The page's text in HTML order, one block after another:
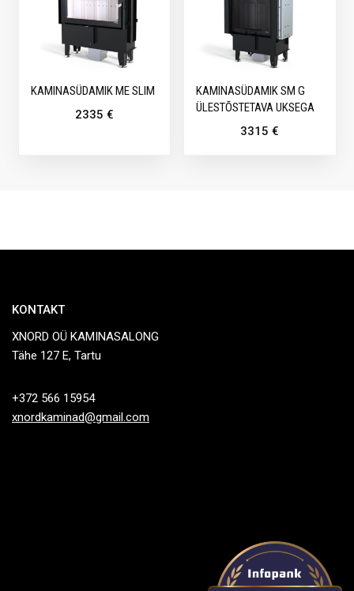
KAMINASÜDAMIK ME SLIM
2335 €
KAMINASÜDAMIK SM G
ÜLESTÕSTETAVA UKSEGA
3315€
KONTAKT
XNORD OÜ KAMINASALONG
Tähe 127 E, Tartu
+372 566 15954
xnordkaminad@gmail.com